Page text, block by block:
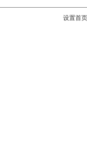
设置首页